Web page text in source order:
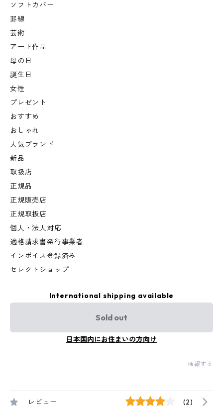
ソフトカバー
罫線
芸術
アート作品
母の日
誕生日
女性
プレゼント
おすすめ
おしゃれ
人気ブランド
新品
取扱店
正規品
正規販売店
正規取扱店
個人・法人対応
適格請求書発行事業者
インボイス登録済み
セレクトショップ
International shipping available
Sold out
日本国内にお住まいの方向け
通報する
レビュー (2)